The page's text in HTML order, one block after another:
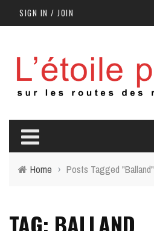
SIGN IN / JOIN
Home › Posts Tagged "Balland"
TAG: BALLAND